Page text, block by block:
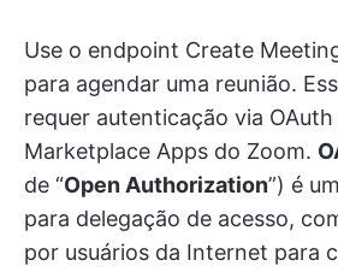
Use o endpoint Create
para agendar uma reunião.
requer autenticação via OAuth
Marketplace Apps do Zoom.
de “Open Authorization”) é
para delegação de acesso,
por usuários da Internet para